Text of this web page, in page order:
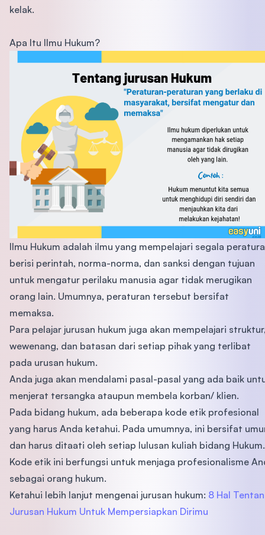
kelak.
Apa Itu Ilmu Hukum?
Ilmu Hukum adalah ilmu yang mempelajari segala
berisi perintah, norma-norma, dan sanksi dengan tujuan
untuk mengatur perilaku manusia agar tidak merugikan
orang lain. Umumnya, peraturan tersebut bersifat
memaksa.
Para pelajar jurusan hukum juga akan mempelajari
wewenang, dan batasan dari setiap pihak yang terlibat
pada urusan hukum.
Anda juga akan mendalami pasal-pasal yang ada baik
menjerat tersangka ataupun membela korban/ klien.
Pada bidang hukum, ada beberapa kode etik profesional
yang harus Anda ketahui. Pada umumnya, ini bersifat
dan harus ditaati oleh setiap lulusan kuliah bidang Hukum.
Kode etik ini berfungsi untuk menjaga profesionalisme
sebagai orang hukum.
Ketahui lebih lanjut mengenai jurusan hukum: 8 Hal
Jurusan Hukum Untuk Mempersiapkan Dirimu